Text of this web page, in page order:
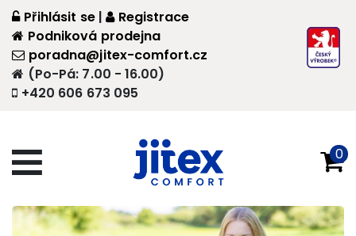
+420 606 673 095
(Po-Pá: 7.00 - 16.00)
poradna@jitex-comfort.cz
Přihlásit se |
Registrace
Podniková prodejna
0